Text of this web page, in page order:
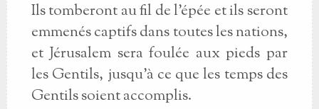
Ils tomberont au fil de l'épée et ils seront
emmenés captifs dans toutes les nations,
et Jérusalem sera foulée aux pieds par
les Gentils, jusqu'à ce que les temps des
Gentils soient accomplis.